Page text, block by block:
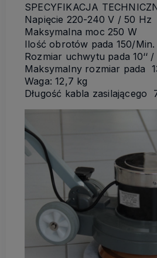
SPECYFIKACJA
Napięcie 220-240 V / 50 Hz
Maksymalna moc 250 W
Ilość obrotów pada 150/Min.
Rozmiar uchwytu pada 10‘‘
Maksymalny rozmiar pada
Waga: 12,7 kg
Długość kabla zasilającego